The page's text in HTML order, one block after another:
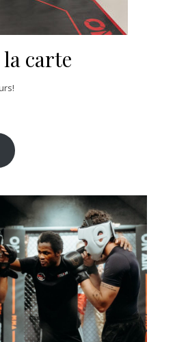
la carte